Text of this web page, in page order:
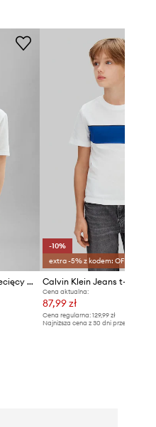
Calvin Klein Jeans T-shirt dziecięcy bawełniany
-10%
extra -5% z kodem: OFF*
Cena aktualna:
87,99 zł
Cena regularna: 129,99 zł
Najniższa cena z 30 dni przed obniżką: